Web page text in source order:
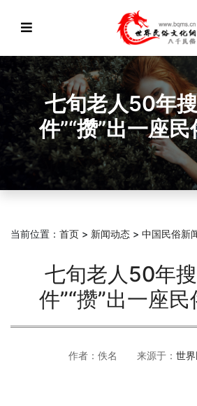
七旬老人50年
件”“攒”出一座
当前位置： 首页 > 新闻动态 > 中国民俗新
七旬老人50年
件”“攒”出一座
作者：佚名 来源于： 世